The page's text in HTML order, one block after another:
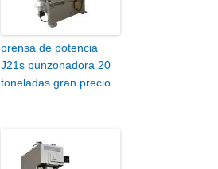
prensa de potencia
J21s punzonadora 20
toneladas gran precio